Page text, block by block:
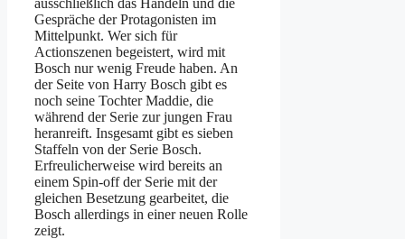
ausschließlich das Handeln und die
Gespräche der Protagonisten im
Mittelpunkt. Wer sich für
Actionszenen begeistert, wird mit
Bosch nur wenig Freude haben. An
der Seite von Harry Bosch gibt es
noch seine Tochter Maddie, die
während der Serie zur jungen Frau
heranreift. Insgesamt gibt es sieben
Staffeln von der Serie Bosch.
Erfreulicherweise wird bereits an
einem Spin-off der Serie mit der
gleichen Besetzung gearbeitet, die
Bosch allerdings in einer neuen Rolle
zeigt.